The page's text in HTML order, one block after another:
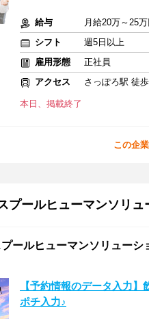
給与
月給20万～25万
シフト
週5日以上
雇用形態
正社員
アクセス
さっぽろ駅 徒
本日、掲載終了
この企
プールヒューマンソリュ
プールヒューマンソリュー
【予約情報のデータ入力
ポチ入力♪